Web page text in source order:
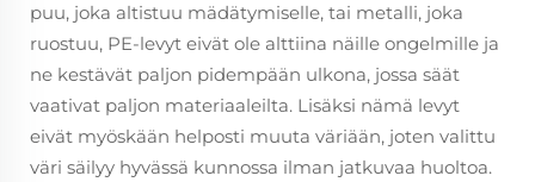
puu, joka altistuu mädätymiselle, tai metalli, joka
ruostuu, PE-levyt eivät ole alttiina näille ongelmille ja
ne kestävät paljon pidempään ulkona, jossa säät
vaativat paljon materiaaleilta. Lisäksi nämä levyt
eivät myöskään helposti muuta väriään, joten valittu
väri säilyy hyvässä kunnossa ilman jatkuvaa huoltoa.